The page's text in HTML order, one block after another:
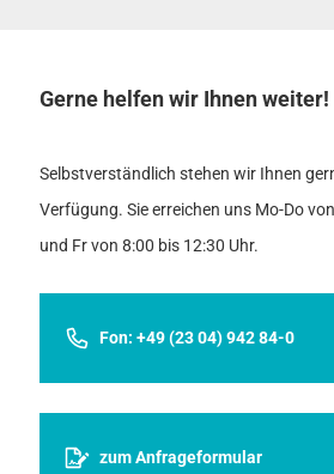
Gerne helfen wir Ihnen weiter!
Selbstverständlich stehen wir Ihnen
Verfügung. Sie erreichen uns Mo-Do
und Fr von 8:00 bis 12:30 Uhr.
Fon: +49 (23 04) 942 84-0
zum Anfrageformular